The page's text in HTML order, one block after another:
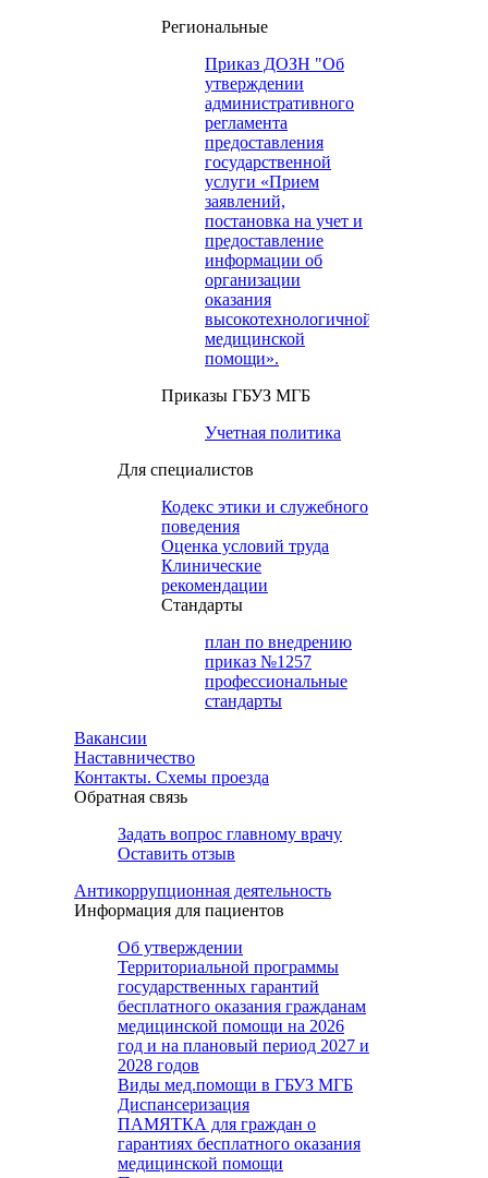
Региональные
Приказ ДОЗН "Об
утверждении
административного
регламента
предоставления
государственной
услуги «Прием
заявлений,
постановка на учет и
предоставление
информации об
организации
оказания
высокотехнологичной
медицинской
помощи».
Приказы ГБУЗ МГБ
Учетная политика
Для специалистов
Кодекс этики и служебного
поведения
Оценка условий труда
Клинические
рекомендации
Cтандарты
план по внедрению
приказ №1257
профессиональные
стандарты
Вакансии
Наставничество
Контакты. Схемы проезда
Обратная связь
Задать вопрос главному врачу
Оставить отзыв
Антикоррупционная деятельность
Информация для пациентов
Об утверждении
Территориальной программы
государственных гарантий
бесплатного оказания гражданам
медицинской помощи на 2026
год и на плановый период 2027 и
2028 годов
Виды мед.помощи в ГБУЗ МГБ
Диспансеризация
ПАМЯТКА для граждан о
гарантиях бесплатного оказания
медицинской помощи